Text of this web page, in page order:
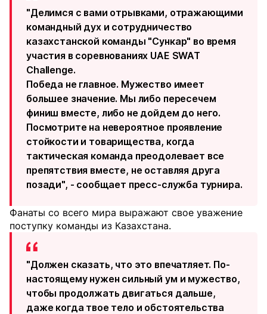
"Делимся с вами отрывками, отражающими
командный дух и сотрудничество
казахстанской команды "Сункар" во время
участия в соревнованиях UAE SWAT
Challenge.
Победа не главное. Мужество имеет
большее значение. Мы либо пересечем
финиш вместе, либо не дойдем до него.
Посмотрите на невероятное проявление
стойкости и товарищества, когда
тактическая команда преодолевает все
препятствия вместе, не оставляя друга
позади", - сообщает пресс-служба турнира.
Фанаты со всего мира выражают свое уважение
поступку команды из Казахстана.
"Должен сказать, что это впечатляет. По-
настоящему нужен сильный ум и мужество,
чтобы продолжать двигаться дальше,
даже когда твое тело и обстоятельства